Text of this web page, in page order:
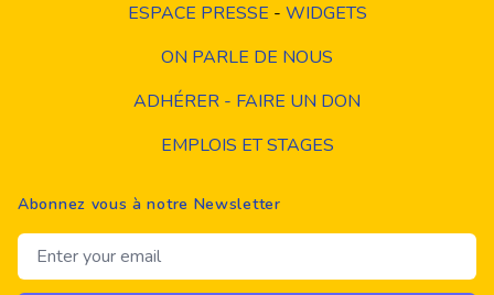
ESPACE PRESSE - WIDGETS
ON PARLE DE NOUS
ADHÉRER - FAIRE UN DON
EMPLOIS ET STAGES
Abonnez vous à notre Newsletter
Email address